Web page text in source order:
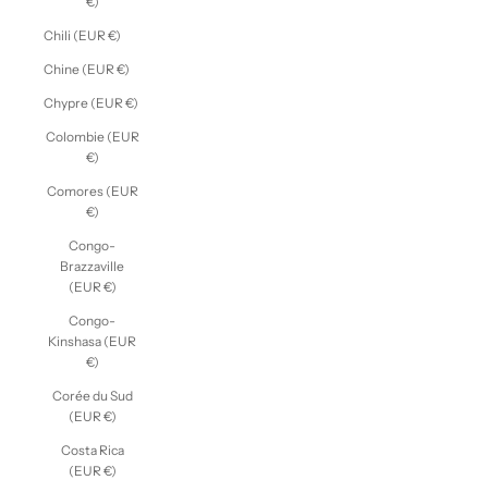
Chili (EUR €)
Chine (EUR €)
Chypre (EUR €)
Colombie (EUR
€)
Comores (EUR
€)
Congo-
Brazzaville
(EUR €)
Congo-
Kinshasa (EUR
€)
Corée du Sud
(EUR €)
Costa Rica
(EUR €)